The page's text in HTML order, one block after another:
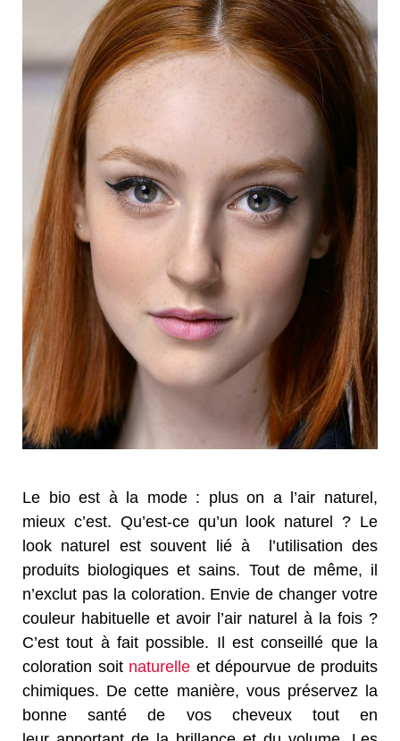
Le bio est à la mode : plus on a l’air naturel,
mieux c’est. Qu’est-ce qu’un look naturel ? Le
look naturel est souvent lié à l’utilisation des
produits biologiques et sains. Tout de même, il
n’exclut pas la coloration. Envie de changer votre
couleur habituelle et avoir l’air naturel à la fois ?
C’est tout à fait possible. Il est conseillé que la
coloration soit naturelle et dépourvue de produits
chimiques. De cette manière, vous préservez la
bonne santé de vos cheveux tout en